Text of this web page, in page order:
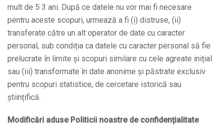
mult de 5 3 ani. După ce datele nu vor mai fi necesare
pentru aceste scopuri, urmează a fi (i) distruse, (ii)
transferate către un alt operator de date cu caracter
personal, sub condiția ca datele cu caracter personal să fie
prelucrate în limite și scopuri similare cu cele agreate inițial
sau (iii) transformate în date anonime și păstrate exclusiv
pentru scopuri statistice, de cercetare istorică sau
științifică.
Modificări aduse Politicii noastre de confidențialitate